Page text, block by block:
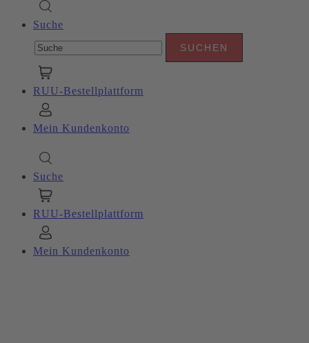
Suche
RUU-Bestellplattform
Mein Kundenkonto
Suche
RUU-Bestellplattform
Mein Kundenkonto